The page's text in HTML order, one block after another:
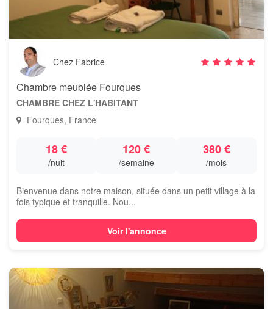
Chez Fabrice
Chambre meublée Fourques
CHAMBRE CHEZ L'HABITANT
Fourques, France
18 €
/nuit
120 €
/semaine
380 €
/mois
Bienvenue dans notre maison, située dans un petit village à la
fois typique et tranquille. Nou...
Voir l'annonce